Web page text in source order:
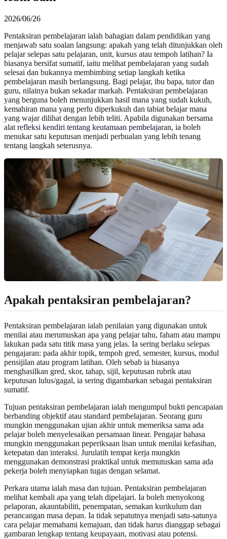
2026/06/26
Pentaksiran pembelajaran ialah bahagian dalam pendidikan yang
menjawab satu soalan langsung: apakah yang telah ditunjukkan oleh
pelajar selepas satu pelajaran, unit, kursus atau tempoh latihan? Ia
biasanya bersifat sumatif, iaitu melihat pembelajaran yang sudah
selesai dan bukannya membimbing setiap langkah ketika
pembelajaran masih berlangsung. Bagi pelajar, ibu bapa, tutor dan
guru, nilainya bukan sekadar markah. Pentaksiran pembelajaran
yang berguna boleh menunjukkan hasil mana yang sudah kukuh,
kemahiran mana yang perlu diperkukuh dan tabiat belajar mana
yang wajar dilihat dengan lebih teliti. Apabila digunakan bersama
alat refleksi kendiri tentang keutamaan pembelajaran, ia boleh
menukar satu keputusan menjadi perbualan yang lebih tenang
tentang langkah seterusnya.
Apakah pentaksiran pembelajaran?
Pentaksiran pembelajaran ialah penilaian yang digunakan untuk
menilai atau merumuskan apa yang pelajar tahu, faham atau mampu
lakukan pada satu titik masa yang jelas. Ia sering berlaku selepas
pengajaran: pada akhir topik, tempoh gred, semester, kursus, modul
pensijilan atau program latihan. Oleh sebab ia biasanya
menghasilkan gred, skor, tahap, sijil, keputusan rubrik atau
keputusan lulus/gagal, ia sering digambarkan sebagai pentaksiran
sumatif.
Tujuan pentaksiran pembelajaran ialah mengumpul bukti pencapaian
berbanding objektif atau standard pembelajaran. Seorang guru
mungkin menggunakan ujian akhir untuk memeriksa sama ada
pelajar boleh menyelesaikan persamaan linear. Pengajar bahasa
mungkin menggunakan peperiksaan lisan untuk menilai kefasihan,
ketepatan dan interaksi. Jurulatih tempat kerja mungkin
menggunakan demonstrasi praktikal untuk memutuskan sama ada
pekerja boleh menyiapkan tugas dengan selamat.
Perkara utama ialah masa dan tujuan. Pentaksiran pembelajaran
melihat kembali apa yang telah dipelajari. Ia boleh menyokong
pelaporan, akauntabiliti, penempatan, semakan kurikulum dan
perancangan masa depan. Ia tidak sepatutnya menjadi satu-satunya
cara pelajar memahami kemajuan, dan tidak harus dianggap sebagai
gambaran lengkap tentang keupayaan, motivasi atau potensi.